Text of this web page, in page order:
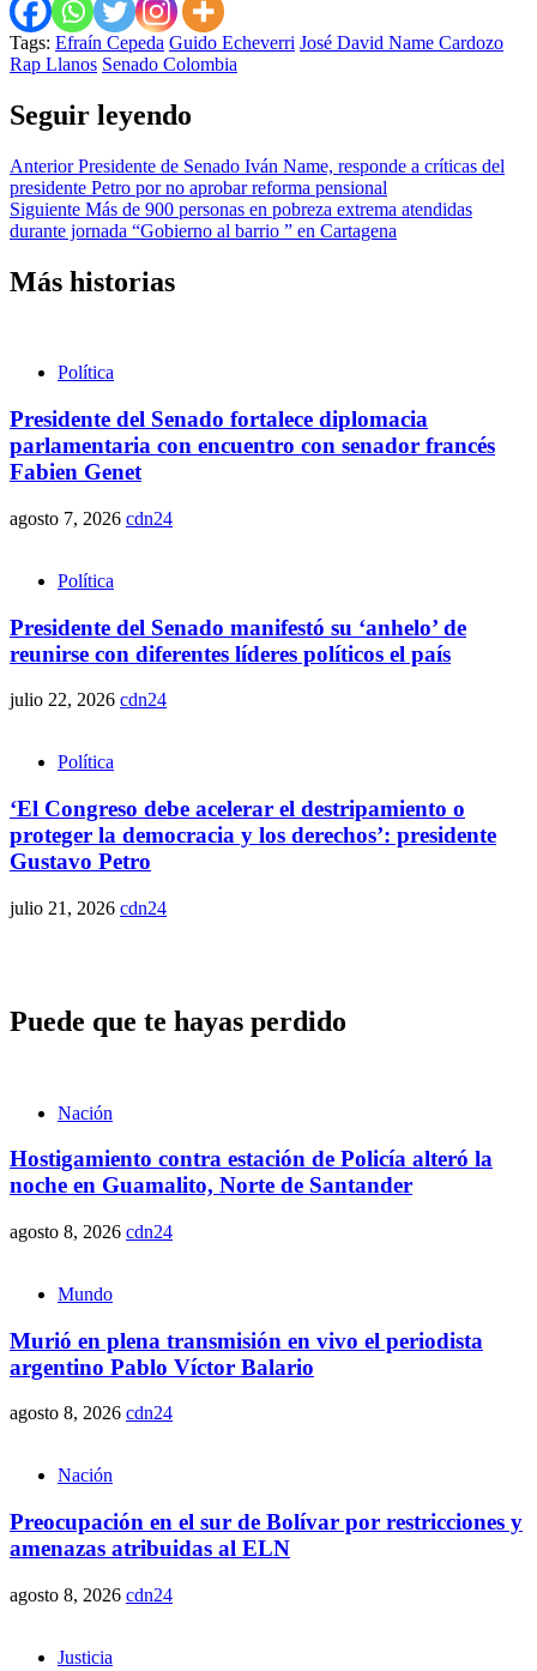
Tags: Efraín Cepeda Guido Echeverri José David Name Cardozo
Rap Llanos Senado Colombia
Seguir leyendo
AnteriorPresidente de Senado Iván Name, responde a críticas del
presidente Petro por no aprobar reforma pensional
Siguiente Más de 900 personas en pobreza extrema atendidas
durante jornada “Gobierno al barrio ” en Cartagena
Más historias
Política
Presidente del Senado fortalece diplomacia
parlamentaria con encuentro con senador francés
Fabien Genet
agosto 7, 2026 cdn24
Política
Presidente del Senado manifestó su ‘anhelo’ de
reunirse con diferentes líderes políticos el país
julio 22, 2026 cdn24
Política
‘El Congreso debe acelerar el destripamiento o
proteger la democracia y los derechos’: presidente
Gustavo Petro
julio 21, 2026 cdn24
Puede que te hayas perdido
Nación
Hostigamiento contra estación de Policía alteró la
noche en Guamalito, Norte de Santander
agosto 8, 2026 cdn24
Mundo
Murió en plena transmisión en vivo el periodista
argentino Pablo Víctor Balario
agosto 8, 2026 cdn24
Nación
Preocupación en el sur de Bolívar por restricciones y
amenazas atribuidas al ELN
agosto 8, 2026 cdn24
Justicia